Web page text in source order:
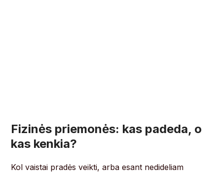
Fizinės priemonės: kas padeda, o
kas kenkia?
Kol vaistai pradės veikti, arba esant nedideliam